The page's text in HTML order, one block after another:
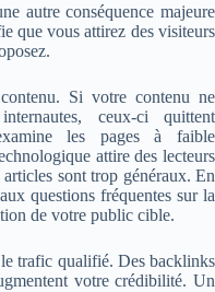
autre conséquence majeure
que vous attirez des visiteurs
Si votre contenu ne
ceux-ci quittent
les pages à faible
attire des lecteurs
sont trop généraux. En
questions fréquentes sur la
de votre public cible.
trafic qualifié. Des backlinks
votre crédibilité. Un